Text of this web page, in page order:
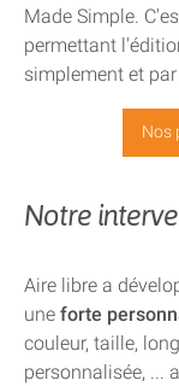
Made Simple.
permettant
simplement et
Nos
Notre
Aire libre a
une forte
couleur, taille,
personnalisée, ...